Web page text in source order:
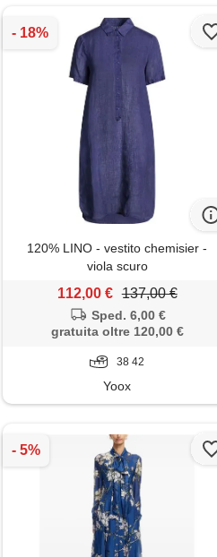
120% LINO - vestito chemisier -
viola scuro
112,00 € 137,00 €
Sped. 6,00 €
gratuita oltre 120,00 €
38 42
Yoox